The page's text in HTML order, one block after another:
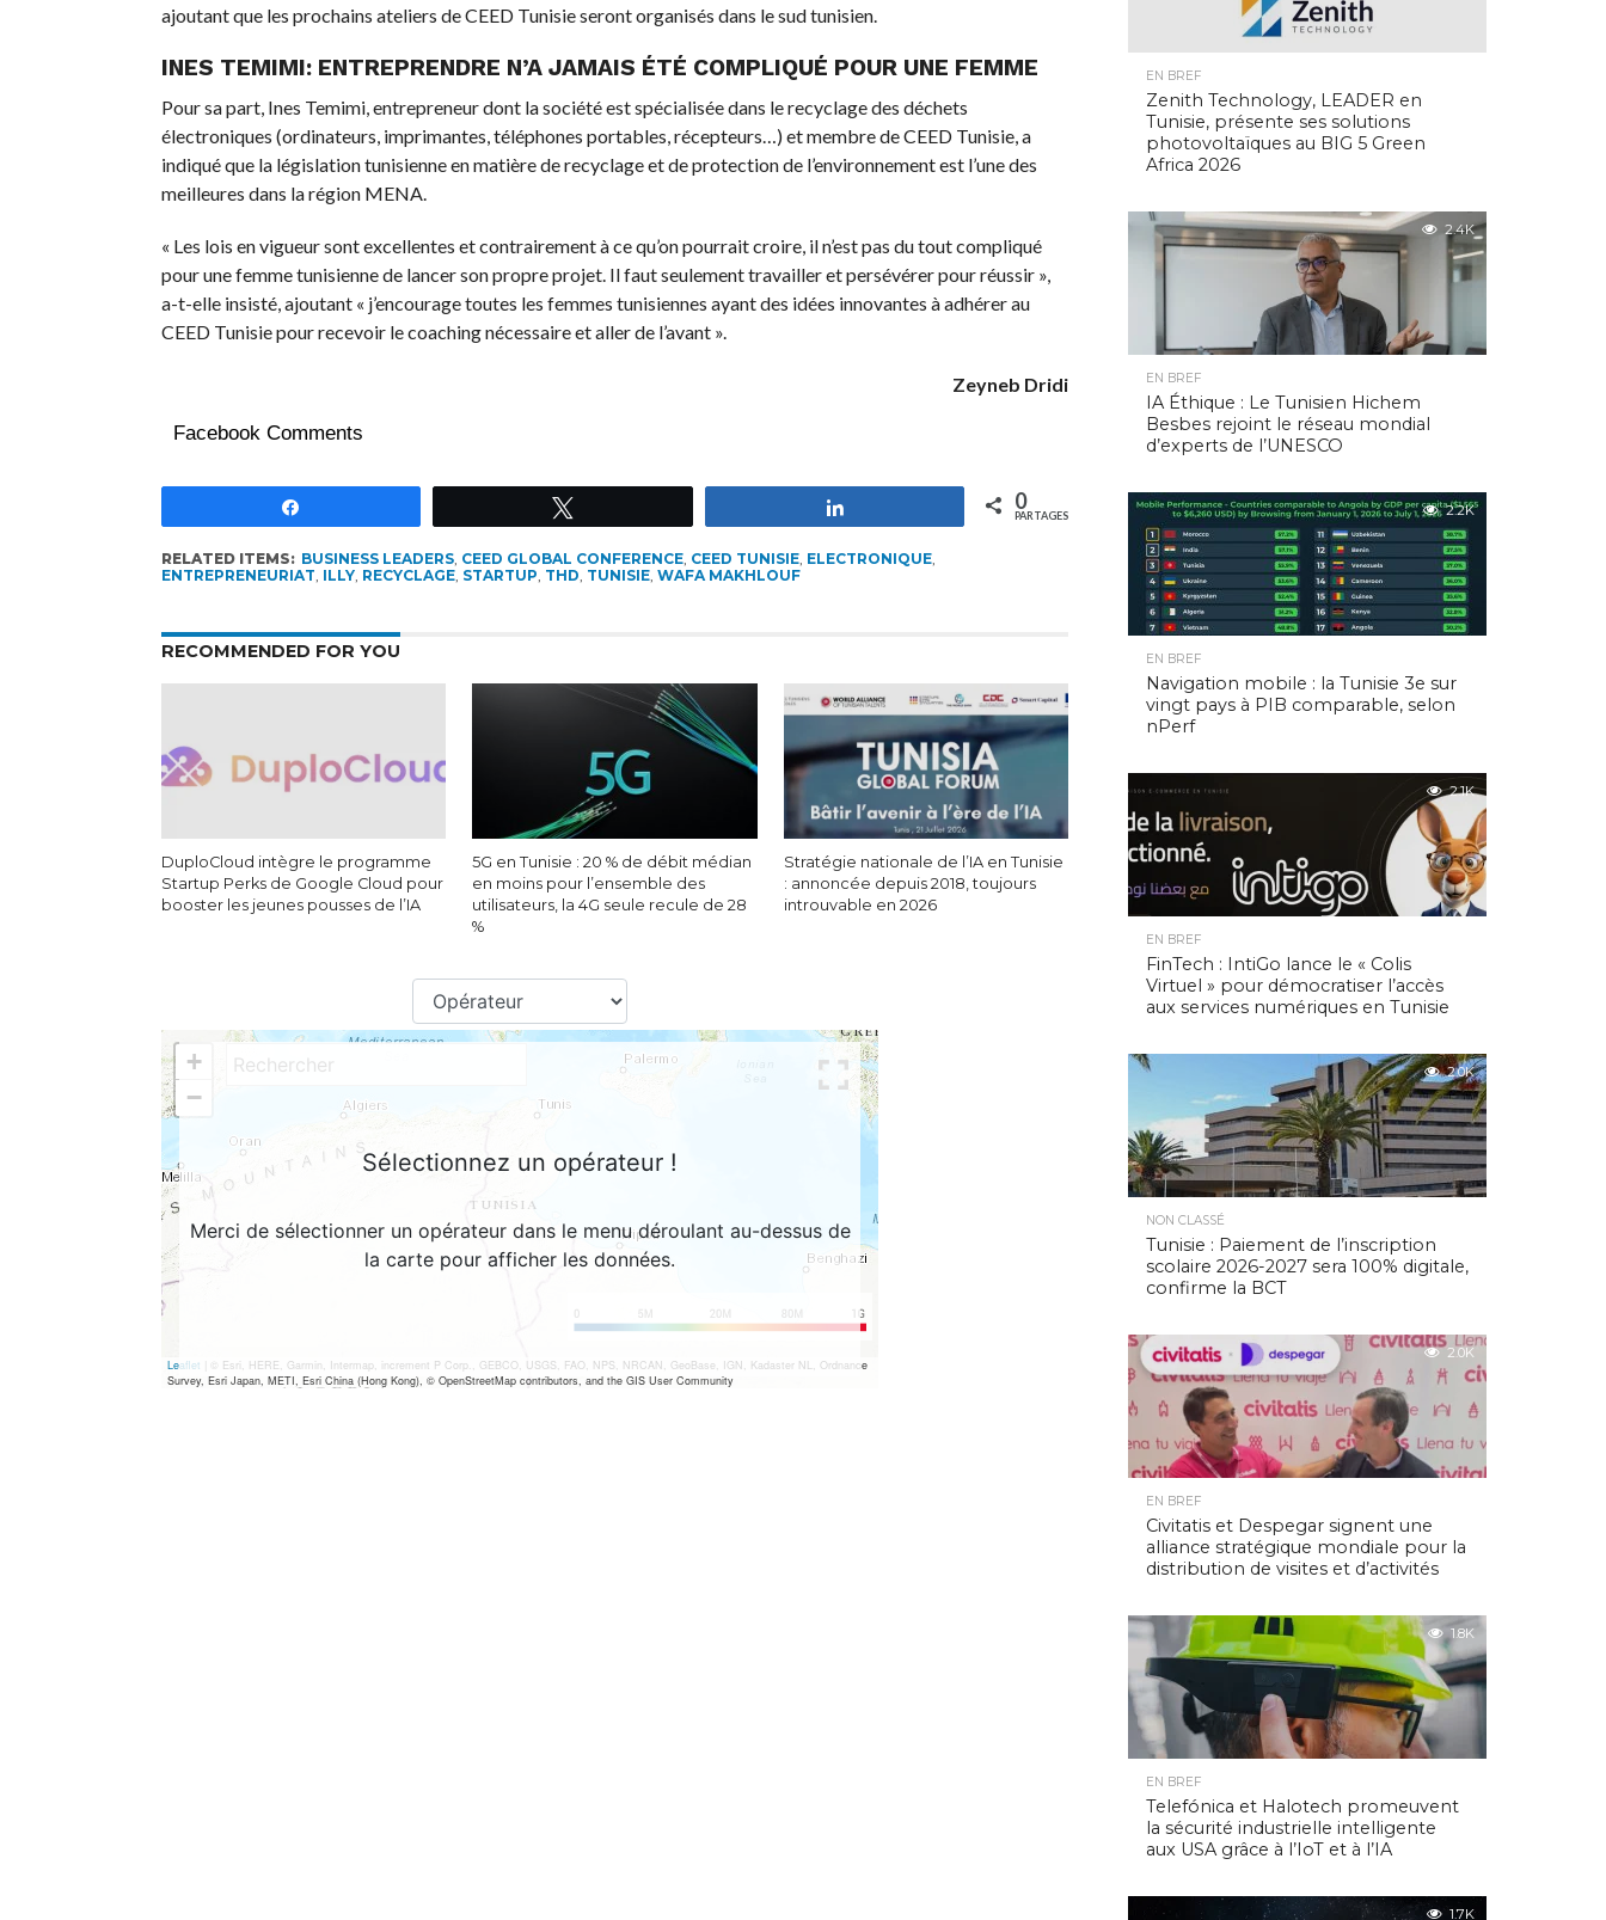
ajoutant que les prochains ateliers de CEED Tunisie seront organisés dans le sud tunisien.
INES TEMIMI: ENTREPRENDRE N’A JAMAIS ÉTÉ COMPLIQUÉ POUR UNE FEMME
Pour sa part, Ines Temimi, entrepreneur dont la société est spécialisée dans le recyclage des déchets
électroniques (ordinateurs, imprimantes, téléphones portables, récepteurs…) et membre de CEED Tunisie, a
indiqué que la législation tunisienne en matière de recyclage et de protection de l’environnement est l’une des
meilleures dans la région MENA.
« Les lois en vigueur sont excellentes et contrairement à ce qu’on pourrait croire, il n’est pas du tout compliqué
pour une femme tunisienne de lancer son propre projet. Il faut seulement travailler et persévérer pour réussir »,
a-t-elle insisté, ajoutant « j’encourage toutes les femmes tunisiennes ayant des idées innovantes à adhérer au
CEED Tunisie pour recevoir le coaching nécessaire et aller de l’avant ».
Zeyneb Dridi
Facebook Comments
0
PARTAGES
RELATED ITEMS: BUSINESS LEADERS, CEED GLOBAL CONFERENCE, CEED TUNISIE, ELECTRONIQUE,
ENTREPRENEURIAT, ILLY, RECYCLAGE, STARTUP, THD, TUNISIE, WAFA MAKHLOUF
RECOMMENDED FOR YOU
DuploCloud intègre le programme
Startup Perks de Google Cloud pour
booster les jeunes pousses de l’IA
5G en Tunisie : 20 % de débit médian
en moins pour l’ensemble des
utilisateurs, la 4G seule recule de 28
%
Stratégie nationale de l’IA en Tunisie
: annoncée depuis 2018, toujours
introuvable en 2026
EN BREF
Zenith Technology, LEADER en
Tunisie, présente ses solutions
photovoltaïques au BIG 5 Green
Africa 2026
2.4K
EN BREF
IA Éthique : Le Tunisien Hichem
Besbes rejoint le réseau mondial
d’experts de l’UNESCO
2.2K
EN BREF
Navigation mobile : la Tunisie 3e sur
vingt pays à PIB comparable, selon
nPerf
2.1K
EN BREF
FinTech : IntiGo lance le « Colis
Virtuel » pour démocratiser l’accès
aux services numériques en Tunisie
2.0K
NON CLASSÉ
Tunisie : Paiement de l’inscription
scolaire 2026-2027 sera 100% digitale,
confirme la BCT
2.0K
EN BREF
Civitatis et Despegar signent une
alliance stratégique mondiale pour la
distribution de visites et d’activités
1.8K
EN BREF
Telefónica et Halotech promeuvent
la sécurité industrielle intelligente
aux USA grâce à l’IoT et à l’IA
1.7K